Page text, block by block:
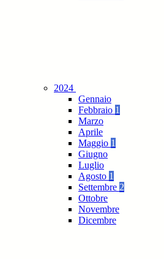
2024
Gennaio
Febbraio 1
Marzo
Aprile
Maggio 1
Giugno
Luglio
Agosto 1
Settembre 2
Ottobre
Novembre
Dicembre